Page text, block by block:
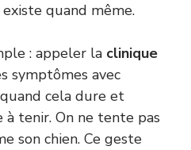
quand même.
: appeler la clinique
symptômes avec
cela dure et
tenir. On ne tente pas
son chien. Ce geste